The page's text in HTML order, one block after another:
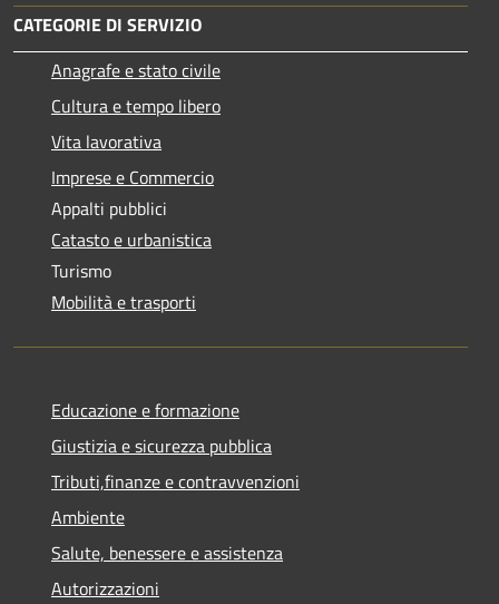
CATEGORIE DI SERVIZIO
Anagrafe e stato civile
Cultura e tempo libero
Vita lavorativa
Imprese e Commercio
Appalti pubblici
Catasto e urbanistica
Turismo
Mobilità e trasporti
Educazione e formazione
Giustizia e sicurezza pubblica
Tributi,finanze e contravvenzioni
Ambiente
Salute, benessere e assistenza
Autorizzazioni